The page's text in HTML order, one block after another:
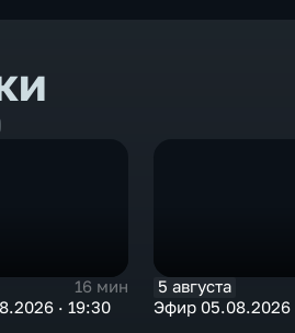
16 мин
· 19:30
5 августа
Эфир 05.08.2026